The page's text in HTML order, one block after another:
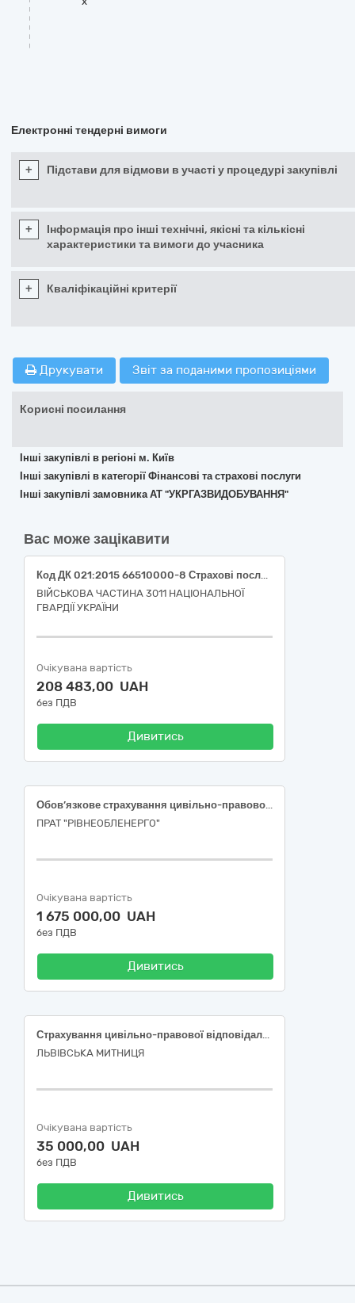
Електронні тендерні вимоги
+ Підстави для відмови в участі у процедурі закупівлі
+
Інформація про інші технічні, якісні та кількісні
характеристики та вимоги до учасника
+ Кваліфікаційні критерії
Друкувати Звіт за поданими пропозиціями
Корисні посилання
Інші закупівлі в регіоні м. Київ
Інші закупівлі в категорії Фінансові та страхові послуги
Інші закупівлі замовника АТ "УКРГАЗВИДОБУВАННЯ"
Вас може зацікавити
Код ДК 021:2015 66510000-8 Страхові послуги (Код ДК 021:2015 66516100-1 Послуги зі страхування цивільної відповідальності власників автомобільного транспорту)
ВІЙСЬКОВА ЧАСТИНА 3011 НАЦІОНАЛЬНОЇ
ГВАРДІЇ УКРАЇНИ
Очікувана вартість
208 483,00 UAH
без ПДВ
Дивитись
Обов’язкове страхування цивільно-правової відповідальності власників наземних транспортних засобів
ПРАТ "РІВНЕОБЛЕНЕРГО"
Очікувана вартість
1 675 000,00 UAH
без ПДВ
Дивитись
Страхування цивільно-правової відповідальності власників наземних транспортних засобів
ЛЬВІВСЬКА МИТНИЦЯ
Очікувана вартість
35 000,00 UAH
без ПДВ
Дивитись